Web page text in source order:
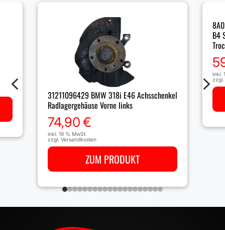
31211096429 BMW 318i E46 Achsschenkel
Radlagergehäuse Vorne links
74,90€
inkl. 19 % MwSt.
zzgl. Versandkosten
ZUM PRODUKT
B4
inkl.
zzgl.
4 5